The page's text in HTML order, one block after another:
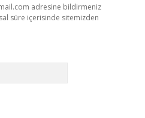
adresine bildirmeniz
süre içerisinde sitemizden